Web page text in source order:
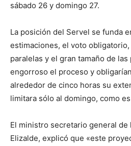
sábado 26 y domingo 27.
La posición del Servel se funda
estimaciones, el voto
paralelas y el gran tamaño de las
engorroso el proceso y
alrededor de cinco horas su
limitara sólo al domingo, como
El ministro secretario general de
Elizalde, explicó que «este